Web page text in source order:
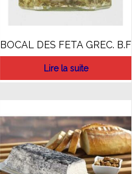
BOCAL DES FETA GREC. B.F
Lire la suite